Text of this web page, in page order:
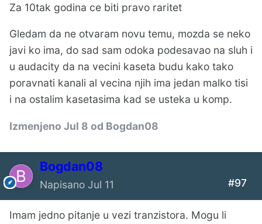
Za 10tak godina ce biti pravo raritet
Gledam da ne otvaram novu temu, mozda se neko
javi ko ima, do sad sam odoka podesavao na sluh i
u audacity da na vecini kaseta budu kako tako
poravnati kanali al vecina njih ima jedan malko tisi
i na ostalim kasetasima kad se usteka u komp.
Izmenjeno Jul 8 od Bogdan08
Bogdan08
Napisano Jul 11 #97
Imam jedno pitanje u vezi tranzistora. Mogu li